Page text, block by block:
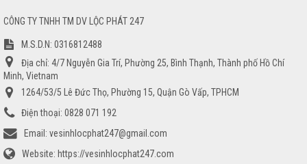
CÔNG TY TNHH TM DV LỘC PHÁT 247
M.S.D.N: 0316812488
Địa chỉ: 4/7 Nguyễn Gia Trí, Phường 25, Bình Thạnh, Thành phố Hồ Chí
Minh, Vietnam
1264/53/5 Lê Đức Thọ, Phường 15, Quận Gò Vấp, TPHCM
Điện thoại: 0828 071 192
Email: vesinhlocphat247@gmail.com
Website: https://vesinhlocphat247.com